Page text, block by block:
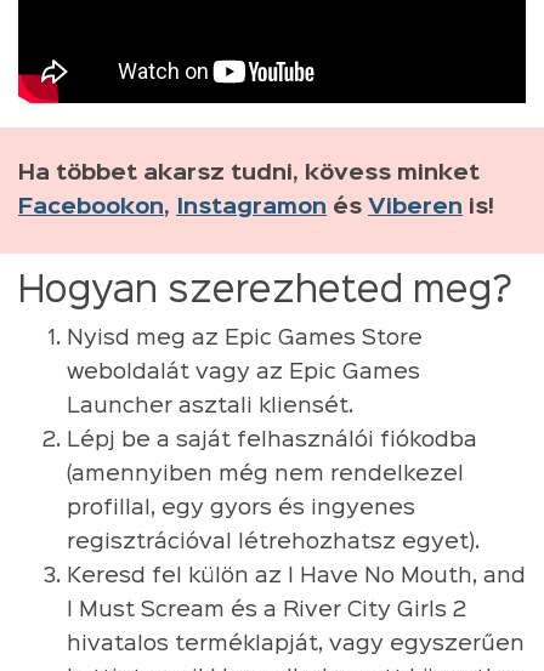
Ha többet akarsz tudni, kövess minket
Facebookon, Instagramon és Viberen is!
Hogyan szerezheted meg?
Nyisd meg az Epic Games Store
weboldalát vagy az Epic Games
Launcher asztali kliensét.
Lépj be a saját felhasználói fiókodba
(amennyiben még nem rendelkezel
profillal, egy gyors és ingyenes
regisztrációval létrehozhatsz egyet).
Keresd fel külön az I Have No Mouth, and
I Must Scream és a River City Girls 2
hivatalos terméklapját, vagy egyszerűen